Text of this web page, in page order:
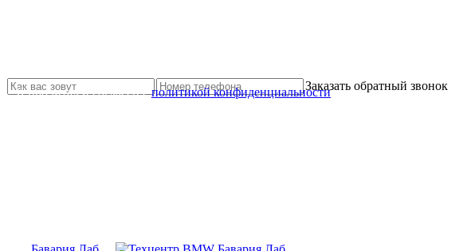
Заказать обратный звонок
Я прочитал и согласен сполитикой конфиденциальности